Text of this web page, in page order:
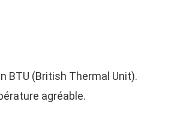
BTU (British Thermal Unit).
agréable.